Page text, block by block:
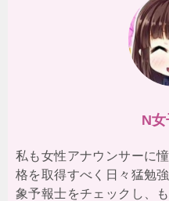
N
私も女性アナウンサーに
格を取得すべく日々猛勉
象予報士をチェックし、